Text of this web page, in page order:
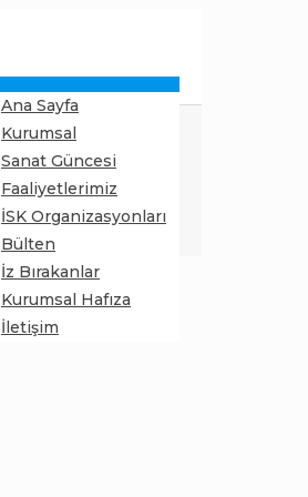
Ana Sayfa
Kurumsal
Sanat Güncesi
Faaliyetlerimiz
İSK Organizasyonları
Bülten
İz Bırakanlar
Kurumsal Hafıza
İletişim